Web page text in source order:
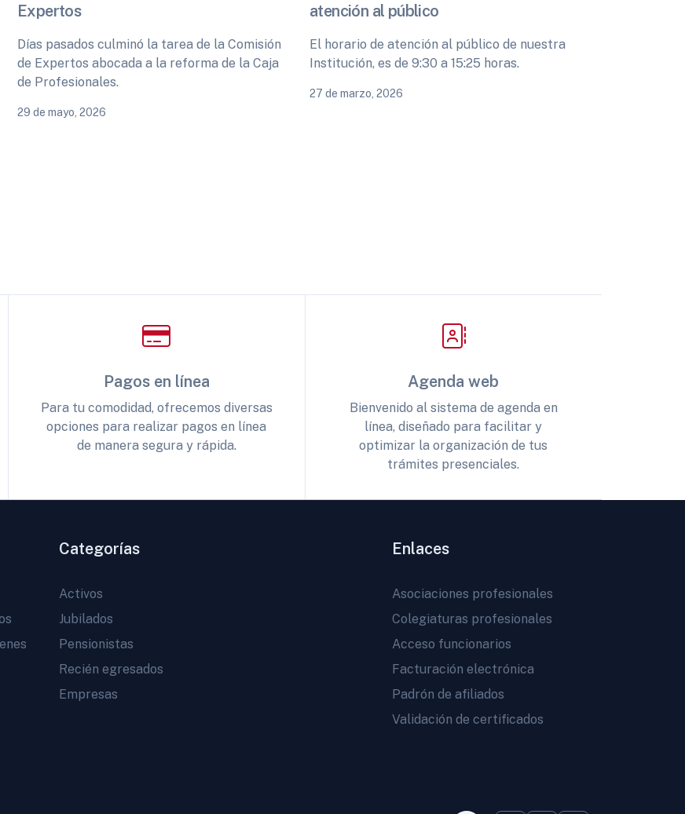
Expertos
Días pasados culminó la tarea de la Comisión
de Expertos abocada a la reforma de la Caja
de Profesionales.
29 de mayo, 2026
atención al público
El horario de atención al público de nuestra
Institución, es de 9:30 a 15:25 horas.
27 de marzo, 2026
Pagos en línea
Para tu comodidad, ofrecemos diversas
opciones para realizar pagos en línea
de manera segura y rápida.
Agenda web
Bienvenido al sistema de agenda en
línea, diseñado para facilitar y
optimizar la organización de tus
trámites presenciales.
Categorías
Activos
Jubilados
Pensionistas
Recién egresados
Empresas
Enlaces
Asociaciones profesionales
Colegiaturas profesionales
Acceso funcionarios
Facturación electrónica
Padrón de afiliados
Validación de certificados